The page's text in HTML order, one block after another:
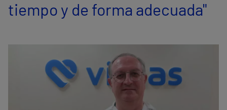
tiempo y de forma adecuada"